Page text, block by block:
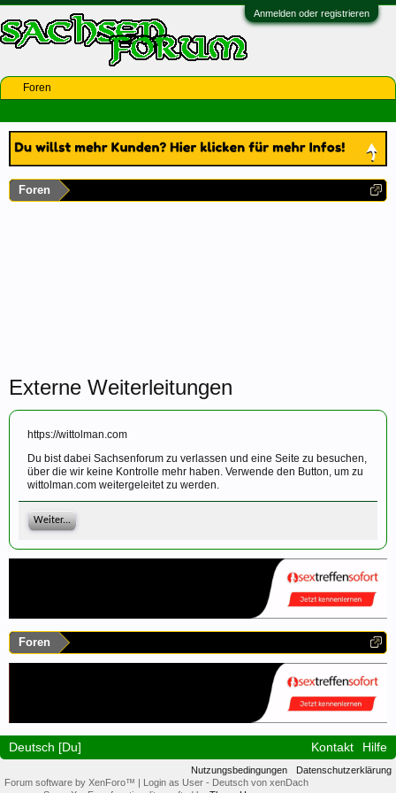
Anmelden oder registrieren
Foren
Externe Weiterleitungen
https://wittolman.com
Du bist dabei Sachsenforum zu verlassen und eine Seite zu besuchen,
über die wir keine Kontrolle mehr haben. Verwende den Button, um zu
wittolman.com weitergeleitet zu werden.
Weiter...
Foren
Foren
Deutsch [Du] Kontakt Hilfe
Nutzungsbedingungen
Datenschutzerklärung
Forum software by XenForo™ | Login as User - Deutsch von xenDach